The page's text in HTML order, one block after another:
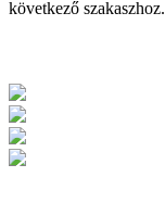
következő szakaszhoz.